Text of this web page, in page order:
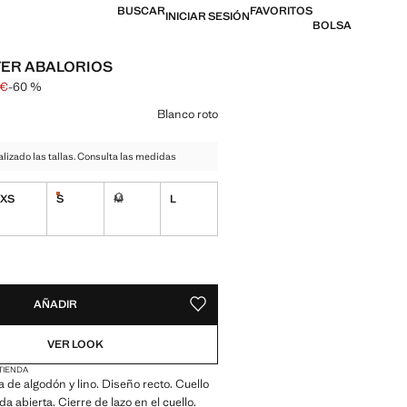
BUSCARINICIAR SESIÓNFAVORITOS
BOLSA
ABALORIOS
[19,99 € ]
€ ]
-60 %
Blanco roto
las tallas. Consulta las medidas
¡Lo quiero!
XS S
¡Últimas unidades!
M L
AÑADIR GUARDAR COMO FAVORITO
VER LOOK
de algodón y lino. Diseño recto. Cuello
abierta. Cierre de lazo en el cuello.